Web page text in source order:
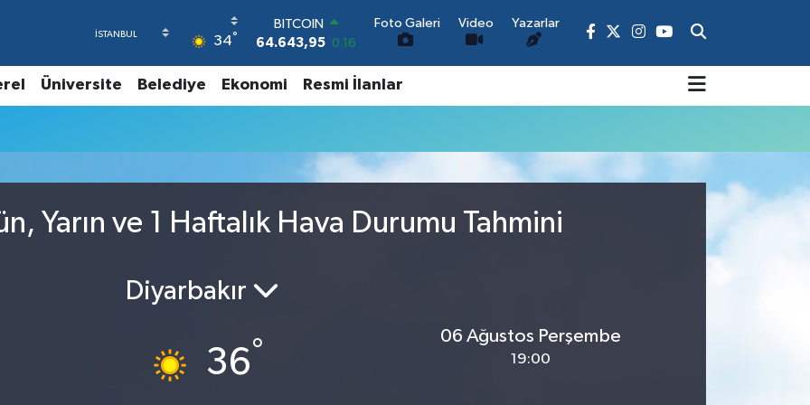
34°
BITCOIN
64.643,95 0.16
47,6006 0.06
64,2398
0.2
BİST100
13.768
48
Foto Galeri Video Yazarlar
Üniversite Belediye Ekonomi Resmi İlanlar
Yarın ve 1 Haftalık Hava Durumu Tahmini
Diyarbakır
36°
06 Ağustos Perşembe
19:00